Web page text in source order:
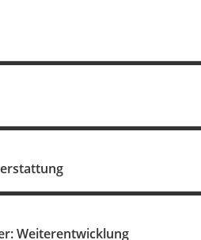
Weiterentwicklung